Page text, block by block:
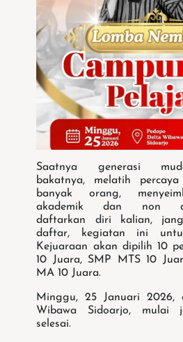
Saatnya generasi
bakatnya, melatih
banyak orang,
akademik dan non
daftarkan diri kalian,
daftar, kegiatan ini
Kejuaraan akan dipilih 10
10 Juara, SMP MTS 10
MA 10 Juara.
Minggu, 25 Januari 2026,
Wibawa Sidoarjo, mulai
selesai.